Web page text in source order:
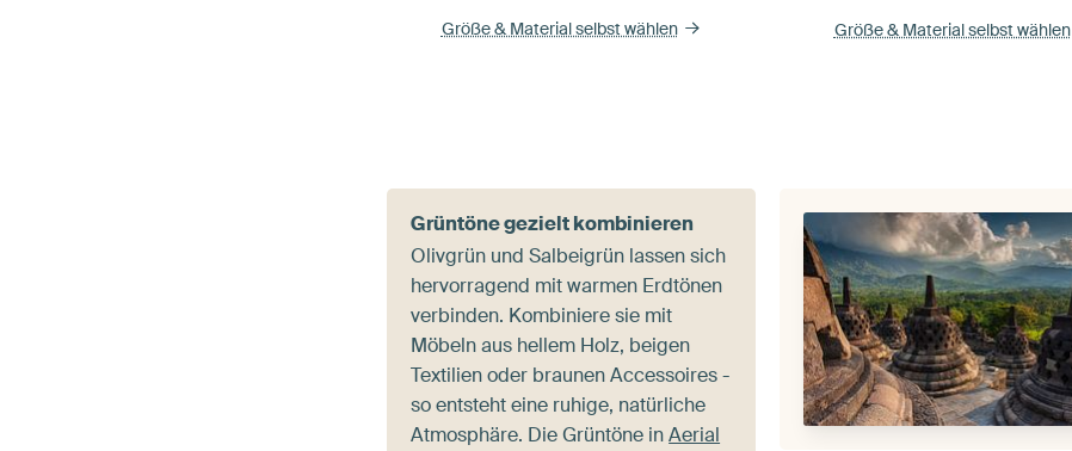
Größe & Material selbst wählen Größe & Material selbst wählen
Grüntöne gezielt kombinieren
Olivgrün und Salbeigrün lassen sich
hervorragend mit warmen Erdtönen
verbinden. Kombiniere sie mit
Möbeln aus hellem Holz, beigen
Textilien oder braunen Accessoires -
so entsteht eine ruhige, natürliche
Atmosphäre. Die Grüntöne inAerial